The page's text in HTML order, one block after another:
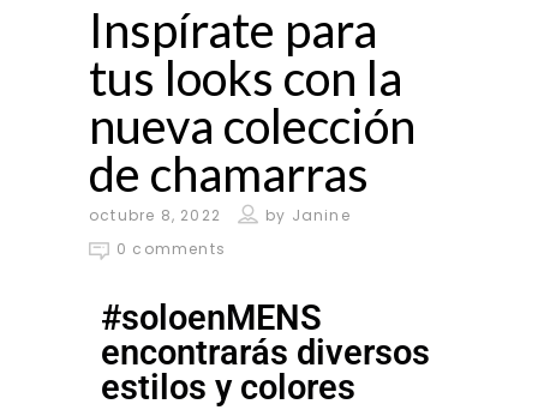
Inspírate para
tus looks con la
nueva colección
de chamarras
octubre 8, 2022 by Janine
0 comments
#soloenMENS
encontrarás diversos
estilos y colores